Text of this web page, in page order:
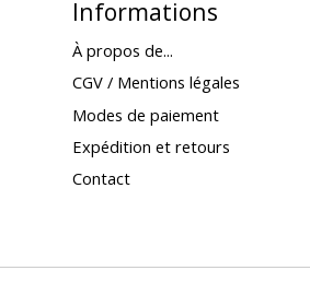
Informations
À propos de...
CGV / Mentions légales
Modes de paiement
Expédition et retours
Contact